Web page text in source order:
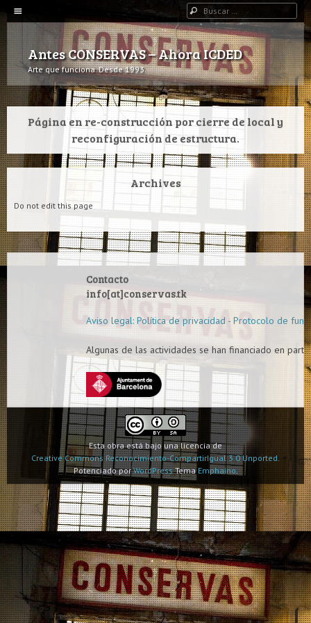
IR AL CONTENIDO
Buscar
Antes CONSERVAS – Ahora ICDED
Arte que funciona. Desde 1993.
Página en re-construcción por cierre de local y
reconfiguración de estructura.
Archives
Do not edit this page
Contacto
info[at]conservas.tk
Aviso legal: Política de privacidad - Protocolo de
Algunas de las actividades se han financiado en
Esta obra está bajo una licencia de
Creative Commons Reconocimiento-CompartirIgual 3.0 Unported.
Potenciado porWordPressTemaEmphaino.